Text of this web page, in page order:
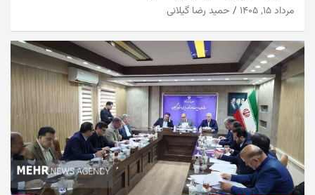
مرداد ۱۵, ۱۴۰۵ حمید رضا گیلانی